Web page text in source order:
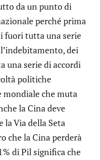
da un punto di
perché prima
fuori tutta una serie
dei
una serie di accordi
politiche
mondiale che muta
la Cina deve
la Via della Seta
che la Cina perderà
di Pil significa che